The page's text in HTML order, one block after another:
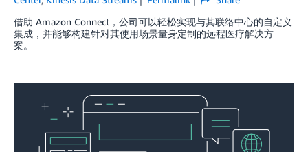
借助 Amazon Connect，公司可以轻松实现与其联络中心的自定义
集成，并能够构建针对其使用场景量身定制的远程医疗解决方
案。